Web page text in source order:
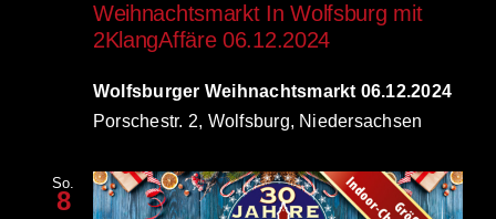
Weihnachtsmarkt In Wolfsburg mit
2KlangAffäre 06.12.2024
Wolfsburger Weihnachtsmarkt 06.12.2024
Porschestr. 2, Wolfsburg, Niedersachsen
So.
8